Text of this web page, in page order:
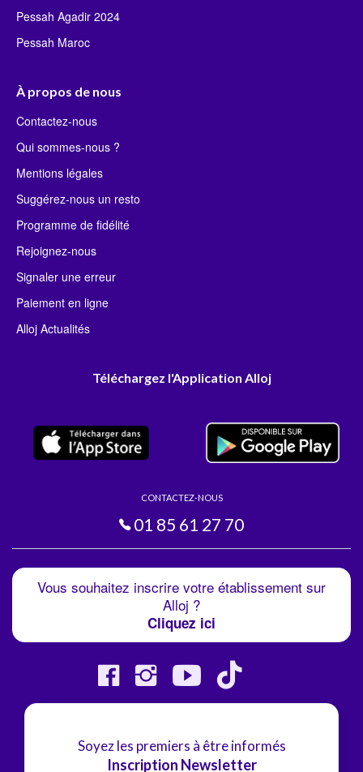
Pessah Agadir 2024
Pessah Maroc
À propos de nous
Contactez-nous
Qui sommes-nous ?
Mentions légales
Suggérez-nous un resto
Programme de fidélité
Rejoignez-nous
Signaler une erreur
Paiement en ligne
Alloj Actualités
Téléchargez l'Application Alloj
CONTACTEZ-NOUS
01 85 61 27 70
Vous souhaitez inscrire votre établissement sur
Alloj ?
Cliquez ici
Soyez les premiers à être informés
Inscription Newsletter